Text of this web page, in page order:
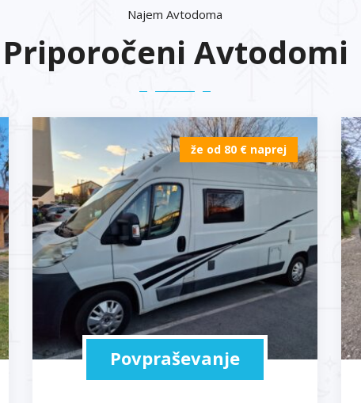
Najem Avtodoma
Priporočeni Avtodomi
že od 80 € naprej
Povpraševanje